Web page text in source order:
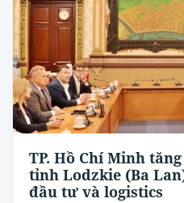
TP. Hồ Chí Minh
tỉnh Lodzkie (Ba
đầu tư và logistics